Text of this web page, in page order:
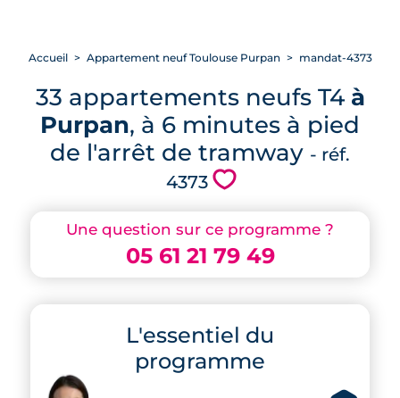
Une question sur ce programme ?
05 61 21 79 49
L'essentiel du
programme
Accueil Appartement neuf Toulouse Purpan mandat-4373
33 appartements neufs T4 à
Purpan, à 6 minutes à pied
de l'arrêt de tramway - réf.
4373 💗